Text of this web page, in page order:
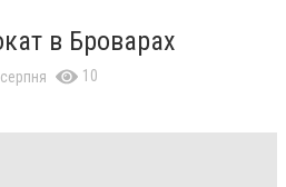
в Броварах
10